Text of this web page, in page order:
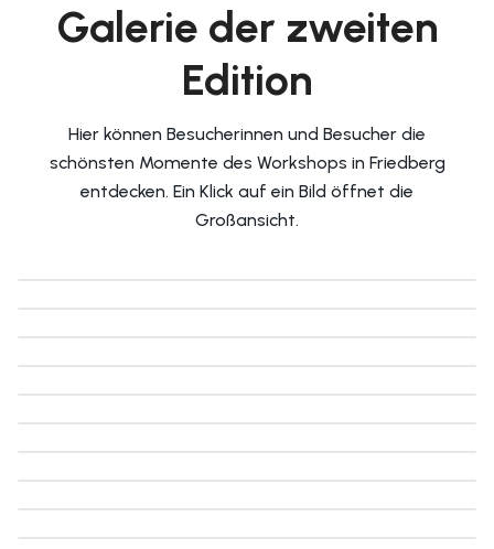
Galerie der zweiten
Edition
Hier können Besucherinnen und Besucher die
schönsten Momente des Workshops in Friedberg
entdecken. Ein Klick auf ein Bild öffnet die
Großansicht.
Moment2
STARTER DANCE
Moment3
STARTER DANCE
Moment4
STARTER DANCE
Moment5
STARTER DANCE
Moment6
STARTER DANCE
Moment7
STARTER DANCE
Moment8
STARTER DANCE
Moment9
STARTER DANCE
Moment10
STARTER DANCE
Moment11
STARTER DANCE